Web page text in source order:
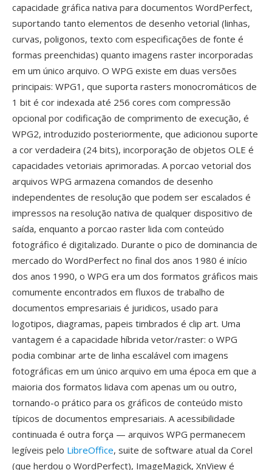
capacidade gráfica nativa para documentos WordPerfect,
suportando tanto elementos de desenho vetorial (linhas,
curvas, poligonos, texto com especificações de fonte é
formas preenchidas) quanto imagens raster incorporadas
em um único arquivo. O WPG existe em duas versões
principais: WPG1, que suporta rasters monocromáticos de
1 bit é cor indexada até 256 cores com compressão
opcional por codificação de comprimento de execução, é
WPG2, introduzido posteriormente, que adicionou suporte
a cor verdadeira (24 bits), incorporação de objetos OLE é
capacidades vetoriais aprimoradas. A porcao vetorial dos
arquivos WPG armazena comandos de desenho
independentes de resolução que podem ser escalados é
impressos na resolução nativa de qualquer dispositivo de
saída, enquanto a porcao raster lida com conteúdo
fotográfico é digitalizado. Durante o pico de dominancia de
mercado do WordPerfect no final dos anos 1980 é início
dos anos 1990, o WPG era um dos formatos gráficos mais
comumente encontrados em fluxos de trabalho de
documentos empresariais é juridicos, usado para
logotipos, diagramas, papeis timbrados é clip art. Uma
vantagem é a capacidade híbrida vetor/raster: o WPG
podia combinar arte de linha escalável com imagens
fotográficas em um único arquivo em uma época em que a
maioria dos formatos lidava com apenas um ou outro,
tornando-o prático para os gráficos de conteúdo misto
típicos de documentos empresariais. A acessibilidade
continuada é outra força — arquivos WPG permanecem
legíveis pelo LibreOffice, suite de software atual da Corel
(que herdou o WordPerfect), ImageMagick, XnView é